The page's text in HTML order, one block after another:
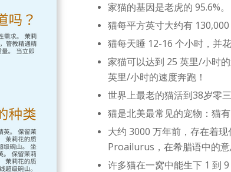
家猫的基因是老虎的 95.6%。
猫每平方英寸大约有
猫每天睡 12-16 个小时，并
家猫可以达到 25 英里/小时
英里/小时的速度奔跑！
世界上最老的猫活到38岁零三
猫是北美最常见的宠物：猫
大约 3000 万年前，存在着
Proailurus，在希腊语中的意
许多猫在一窝中能生下 1 到 9